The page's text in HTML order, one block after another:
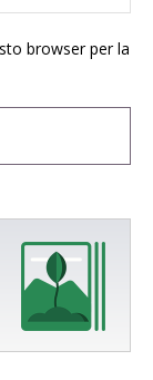
browser per la